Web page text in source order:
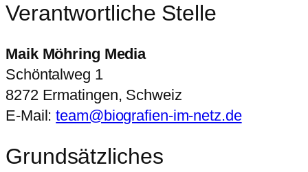
Verantwortliche Stelle
Maik Möhring Media
Schöntalweg 1
8272 Ermatingen, Schweiz
E-Mail:team@biografien-im-netz.de
Grundsätzliches